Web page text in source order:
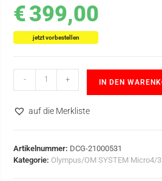
€399,00
jetzt vorbestellen
- + IN DEN
auf die Merkliste
Artikelnummer: DCG-21000531
Kategorie: Olympus/OM SYSTEM Micro4/